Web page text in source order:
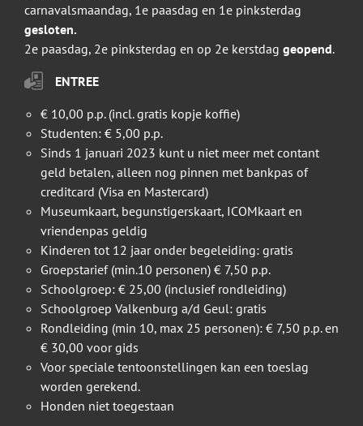
carnavalsmaandag, 1e paasdag en 1e pinksterdag
gesloten.
2e paasdag, 2e pinksterdag en op 2e kerstdag geopend.
ENTREE
€ 10,00 p.p. (incl. gratis kopje koffie)
Studenten: € 5,00 p.p.
Sinds 1 januari 2023 kunt u niet meer met contant
geld betalen, alleen nog pinnen met bankpas of
creditcard (Visa en Mastercard)
Museumkaart, begunstigerskaart, ICOMkaart en
vriendenpas geldig
Kinderen tot 12 jaar onder begeleiding: gratis
Groepstarief (min.10 personen) € 7,50 p.p.
Schoolgroep: € 25,00 (inclusief rondleiding)
Schoolgroep Valkenburg a/d Geul: gratis
Rondleiding (min 10, max 25 personen): € 7,50 p.p. en
€ 30,00 voor gids
Voor speciale tentoonstellingen kan een toeslag
worden gerekend.
Honden niet toegestaan